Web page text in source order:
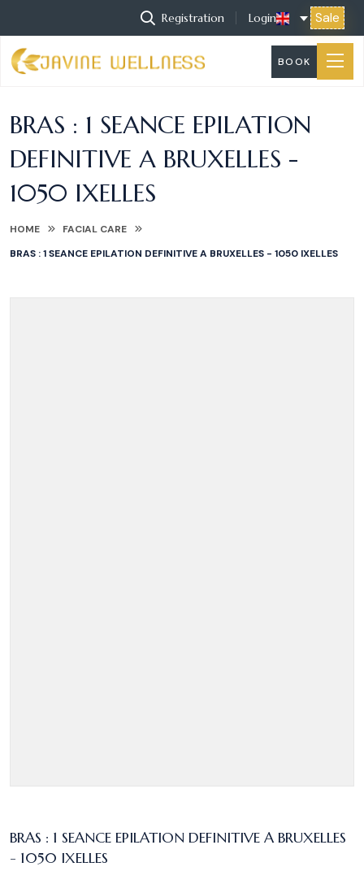
Registration Login Sale
BOOK
BRAS : 1 SEANCE EPILATION
DEFINITIVE A BRUXELLES -
1050 IXELLES
HOME
FACIAL CARE
BRAS : 1 SEANCE EPILATION DEFINITIVE A BRUXELLES - 1050 IXELLES
BRAS : 1 SEANCE EPILATION DEFINITIVE A BRUXELLES
- 1050 IXELLES